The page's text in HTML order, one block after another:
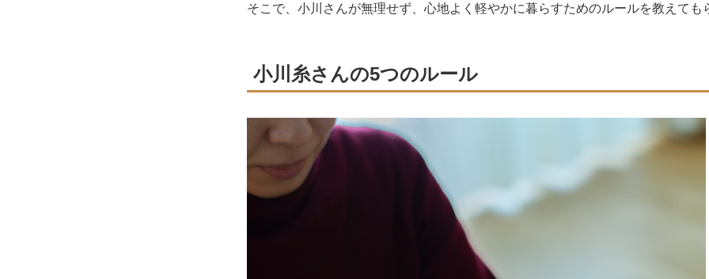
そこで、小川さんが無理せず、心地よく軽やかに暮らすためのルールを教えても
小川糸さんの5つのルール